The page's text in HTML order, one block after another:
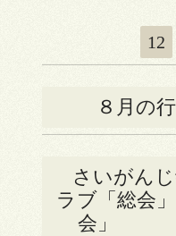
12
８月の
さいがん
ラブ「総会
会